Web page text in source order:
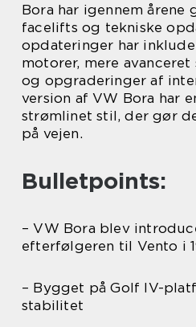
Bora har igennem årene
facelifts og tekniske
opdateringer har
motorer, mere
og opgraderinger af
version af VW Bora har
strømlinet stil, der gør
på vejen.
Bulletpoints:
– VW Bora blev
efterfølgeren til Vento i
– Bygget på Golf IV-
stabilitet